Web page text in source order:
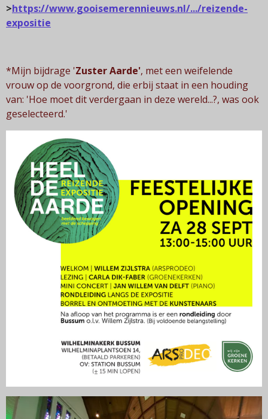
>https://www.gooisemerennieuws.nl/.../reizende-
expositie
*Mijn bijdrage 'Zuster Aarde', met een weifelende
vrouw op de voorgrond, die erbij staat in een houding
van: 'Hoe moet dit verdergaan in deze wereld...?, was ook
geselecteerd.'